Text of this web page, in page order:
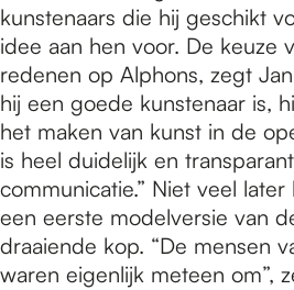
kunstenaars die hij geschikt
idee aan hen voor. De keuze
redenen op Alphons, zegt
hij een goede kunstenaar is,
het maken van kunst in de
is heel duidelijk en
communicatie.” Niet veel
een eerste modelversie van
draaiende kop. “De mensen
waren eigenlijk meteen om”,